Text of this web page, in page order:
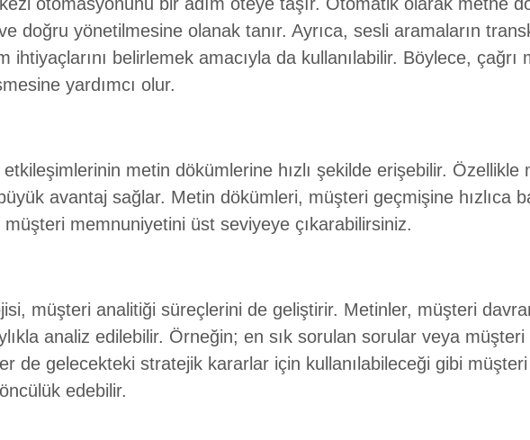
doğru yönetilmesine olanak tanır. Ayrıca, sesli aramaların
ihtiyaçlarını belirlemek amacıyla da kullanılabilir. Böylece, çağrı
yardımcı olur.
metin dökümlerine hızlı şekilde erişebilir.
avantaj sağlar. Metin dökümleri, müşteri geçmişine hızlıca
müşteri memnuniyetini üst seviyeye çıkarabilirsiniz.
müşteri analitiği süreçlerini de geliştirir. Metinler, müşteri
analiz edilebilir. Örneğin; en sık sorulan sorular veya
de gelecekteki stratejik kararlar için kullanılabileceği gibi
edebilir.